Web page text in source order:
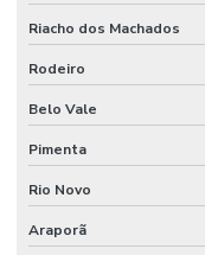
Riacho dos Machados
Rodeiro
Belo Vale
Pimenta
Rio Novo
Araporã